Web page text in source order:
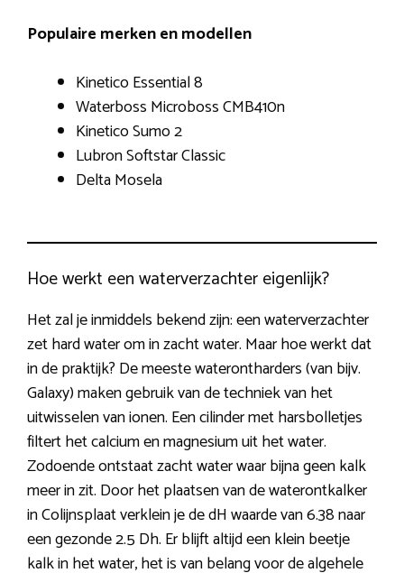
Populaire merken en modellen
Kinetico Essential 8
Waterboss Microboss CMB410n
Kinetico Sumo 2
Lubron Softstar Classic
Delta Mosela
Hoe werkt een waterverzachter eigenlijk?
Het zal je inmiddels bekend zijn: een waterverzachter
zet hard water om in zacht water. Maar hoe werkt dat
in de praktijk? De meeste waterontharders (van bijv.
Galaxy) maken gebruik van de techniek van het
uitwisselen van ionen. Een cilinder met harsbolletjes
filtert het calcium en magnesium uit het water.
Zodoende ontstaat zacht water waar bijna geen kalk
meer in zit. Door het plaatsen van de waterontkalker
in Colijnsplaat verklein je de dH waarde van 6.38 naar
een gezonde 2.5 Dh. Er blijft altijd een klein beetje
kalk in het water, het is van belang voor de algehele